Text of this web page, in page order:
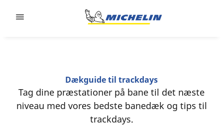
Dækguide til trackdays
Tag dine præstationer på bane til det næste
niveau med vores bedste banedæk og tips til
trackdays.